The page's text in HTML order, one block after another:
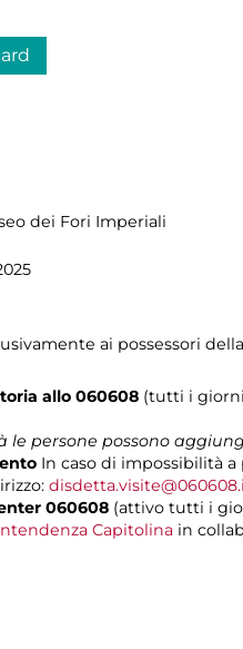
dei Fori Imperiali
ai possessori
allo 060608 (tutti i giorni
le persone possono
In caso di impossibilità
060608 (attivo tutti i
Capitolina in